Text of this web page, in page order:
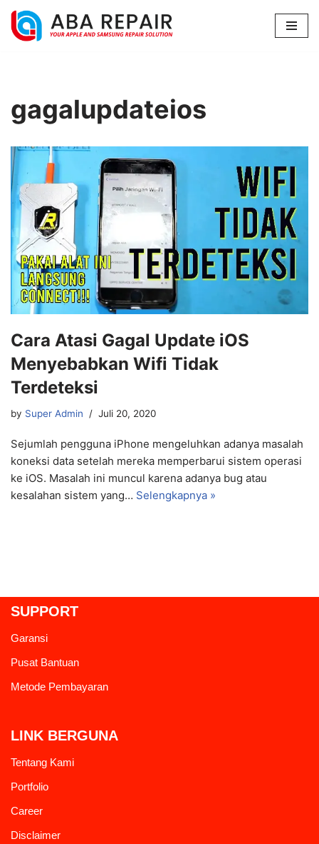
Lompat
gagalupdateios
Cara Atasi Gagal Update iOS
Menyebabkan Wifi Tidak
Terdeteksi
by Super Admin Juli 20, 2020
Sejumlah pengguna iPhone mengeluhkan adanya masalah
koneksi data setelah mereka memperbarui sistem operasi
ke iOS. Masalah ini muncul karena adanya bug atau
kesalahan sistem yang… Selengkapnya »
SUPPORT
Garansi
Pusat Bantuan
Metode Pembayaran
LINK BERGUNA
Tentang Kami
Portfolio
Career
Disclaimer